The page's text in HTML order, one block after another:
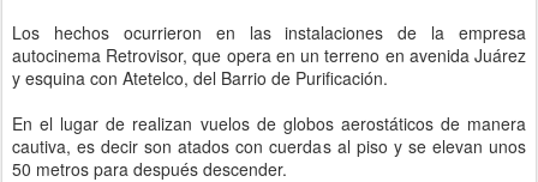
Los hechos ocurrieron en las instalaciones de la empresa
autocinema Retrovisor, que opera en un terreno en avenida Juárez
y esquina con Atetelco, del Barrio de Purificación.
En el lugar de realizan vuelos de globos aerostáticos de manera
cautiva, es decir son atados con cuerdas al piso y se elevan unos
50 metros para después descender.